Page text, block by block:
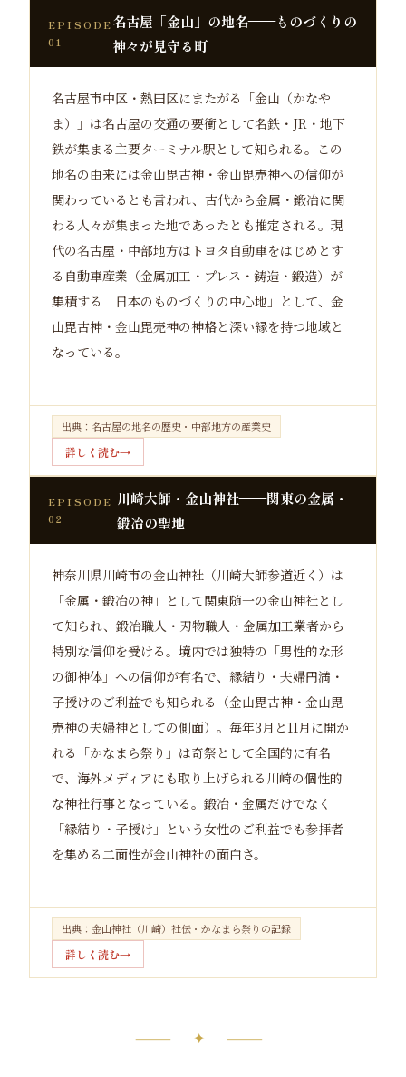
EPISODE
01
名古屋「金山」の地名——ものづくりの
神々が見守る町
名古屋市中区・熱田区にまたがる「金山（かなや
ま）」は名古屋の交通の要衝として名鉄・JR・地下
鉄が集まる主要ターミナル駅として知られる。この
地名の由来には金山毘古神・金山毘売神への信仰が
関わっているとも言われ、古代から金属・鍛冶に関
わる人々が集まった地であったとも推定される。現
代の名古屋・中部地方はトヨタ自動車をはじめとす
る自動車産業（金属加工・プレス・鋳造・鍛造）が
集積する「日本のものづくりの中心地」として、金
山毘古神・金山毘売神の神格と深い縁を持つ地域と
なっている。
出典：名古屋の地名の歴史・中部地方の産業史
詳しく読む
EPISODE
02
川崎大師・金山神社——関東の金属・
鍛冶の聖地
神奈川県川崎市の金山神社（川崎大師参道近く）は
「金属・鍛冶の神」として関東随一の金山神社とし
て知られ、鍛冶職人・刃物職人・金属加工業者から
特別な信仰を受ける。境内では独特の「男性的な形
の御神体」への信仰が有名で、縁結り・夫婦円満・
子授けのご利益でも知られる（金山毘古神・金山毘
売神の夫婦神としての側面）。毎年3月と11月に開か
れる「かなまら祭り」は奇祭として全国的に有名
で、海外メディアにも取り上げられる川崎の個性的
な神社行事となっている。鍛冶・金属だけでなく
「縁結り・子授け」という女性のご利益でも参拝者
を集める二面性が金山神社の面白さ。
出典：金山神社（川崎）社伝・かなまら祭りの記録
詳しく読む
⸻ ✦ ⸻